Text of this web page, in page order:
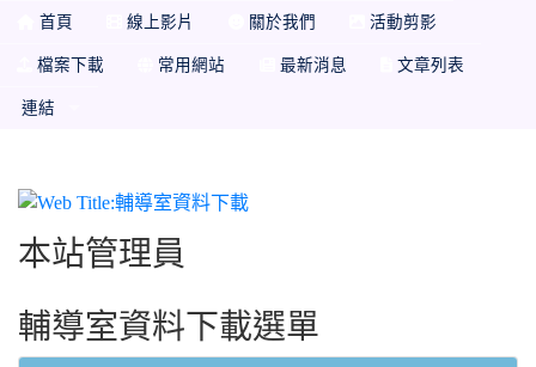
首頁 線上影片 關於我們 活動剪影
檔案下載 常用網站 最新消息 文章列表
連結
輔導室資料下載
本站管理員
輔導室資料下載選單